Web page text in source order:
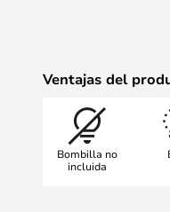
Ventajas del
Bombilla no
incluida